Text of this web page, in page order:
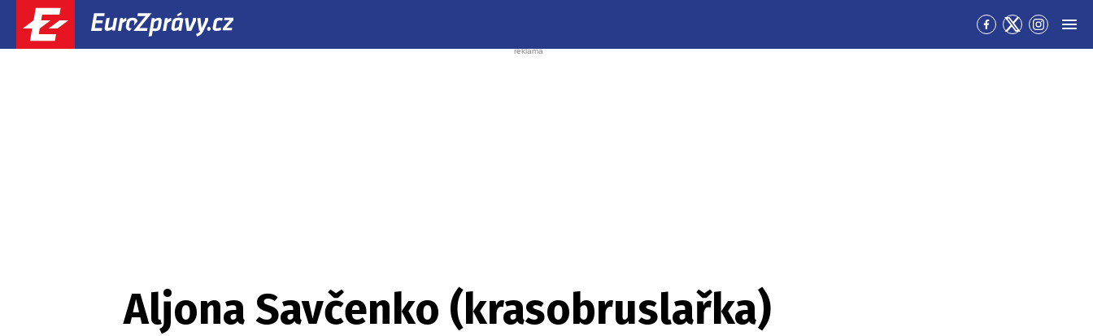
Přejít
na
Přejít
na
Přejít
na
Aljona Savčenko (krasobruslařka)